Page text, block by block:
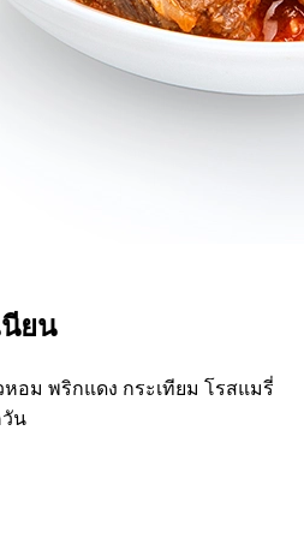
นียน
อม พริกแดง กระเทียม โรสแมรี่
น